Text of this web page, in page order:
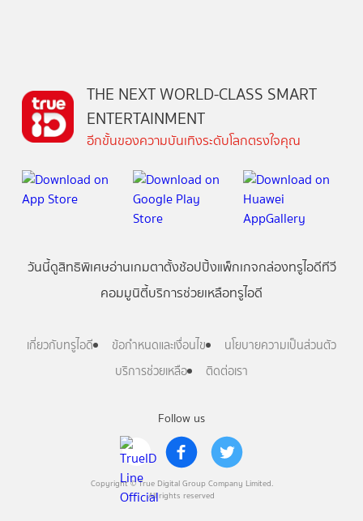
Follow us
Copyright © True Digital Group Company Limited.
All rights reserved
THE NEXT WORLD-CLASS SMART
ENTERTAINMENT
อีกขั้นของความบันเทิงระดับโลกตรงใจคุณ
วันนี้ดูสิทธิพิเศษอ่านเกมตาตั้งช้อปปิ้งแพ็กเกจกล่องทรูไอดีทีวี
คอมมูนิตี้บริการช่วยเหลือทรูไอดี
เกี่ยวกับทรูไอดี ข้อกำหนดและเงื่อนไข
นโยบายความเป็นส่วนตัว
บริการช่วยเหลือ
ติดต่อเรา